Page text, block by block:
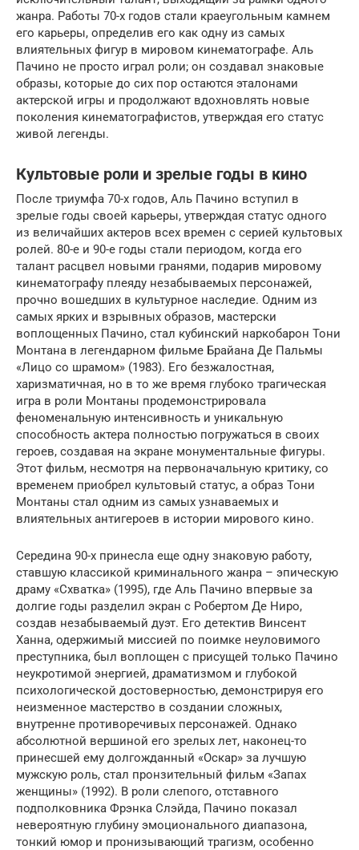
жанра. Работы 70-х годов стали краеугольным камнем
его карьеры, определив его как одну из самых
влиятельных фигур в мировом кинематографе. Аль
Пачино не просто играл роли; он создавал знаковые
образы, которые до сих пор остаются эталонами
актерской игры и продолжают вдохновлять новые
поколения кинематографистов, утверждая его статус
живой легенды.
Культовые роли и зрелые годы в кино
После триумфа 70-х годов, Аль Пачино вступил в
зрелые годы своей карьеры, утверждая статус одного
из величайших актеров всех времен с серией культовых
ролей. 80-е и 90-е годы стали периодом, когда его
талант расцвел новыми гранями, подарив мировому
кинематографу плеяду незабываемых персонажей,
прочно вошедших в культурное наследие. Одним из
самых ярких и взрывных образов, мастерски
воплощенных Пачино, стал кубинский наркобарон Тони
Монтана в легендарном фильме Брайана Де Пальмы
«Лицо со шрамом» (1983). Его безжалостная,
харизматичная, но в то же время глубоко трагическая
игра в роли Монтаны продемонстрировала
феноменальную интенсивность и уникальную
способность актера полностью погружаться в своих
героев, создавая на экране монументальные фигуры.
Этот фильм, несмотря на первоначальную критику, со
временем приобрел культовый статус, а образ Тони
Монтаны стал одним из самых узнаваемых и
влиятельных антигероев в истории мирового кино.
Середина 90-х принесла еще одну знаковую работу,
ставшую классикой криминального жанра – эпическую
драму «Схватка» (1995), где Аль Пачино впервые за
долгие годы разделил экран с Робертом Де Ниро,
создав незабываемый дуэт. Его детектив Винсент
Ханна, одержимый миссией по поимке неуловимого
преступника, был воплощен с присущей только Пачино
неукротимой энергией, драматизмом и глубокой
психологической достоверностью, демонстрируя его
неизменное мастерство в создании сложных,
внутренне противоречивых персонажей. Однако
абсолютной вершиной его зрелых лет, наконец-то
принесшей ему долгожданный «Оскар» за лучшую
мужскую роль, стал пронзительный фильм «Запах
женщины» (1992). В роли слепого, отставного
подполковника Фрэнка Слэйда, Пачино показал
невероятную глубину эмоционального диапазона,
тонкий юмор и пронизывающий трагизм, особенно